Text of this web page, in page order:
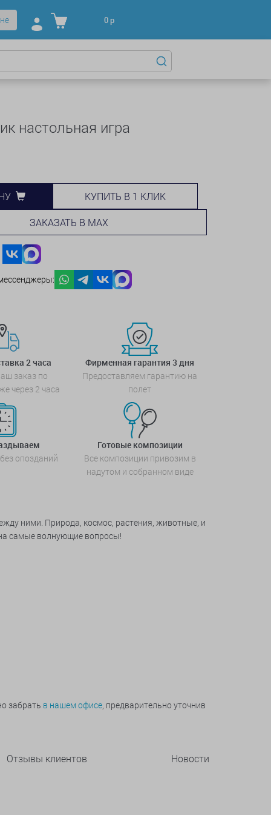
0р
настольная игра
КУПИТЬ В 1 КЛИК
ЗАКАЗАТЬ В MAX
2 часа
заказ по
через 2 часа
Фирменная гарантия 3 дня
Предоставляем гарантию на
полет
опозданий
Готовые композиции
Все композиции привозим в
надутом и собранном виде
ними. Природа, космос, растения, животные, и
самые волнующие вопросы!
забрать в нашем офисе , предварительно уточнив
Отзывы клиентов Новости